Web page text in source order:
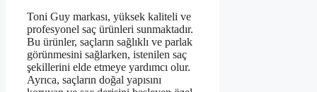
Toni Guy markası, yüksek kaliteli ve
profesyonel saç ürünleri sunmaktadır.
Bu ürünler, saçların sağlıklı ve parlak
görünmesini sağlarken, istenilen saç
şekillerini elde etmeye yardımcı olur.
Ayrıca, saçların doğal yapısını